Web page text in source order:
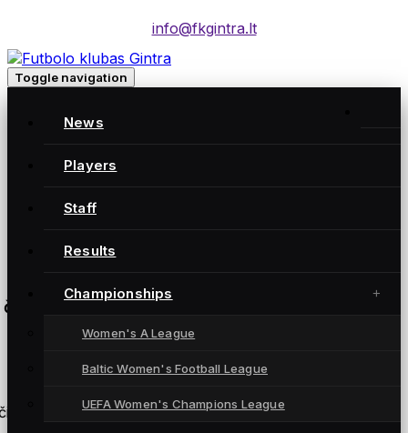
info@fkgintra.lt
Toggle navigation
News
Players
Staff
Results
Championships
Women's A League
Baltic Women's Football League
UEFA Women's Champions League
MFA Žalgiris
čempionatas